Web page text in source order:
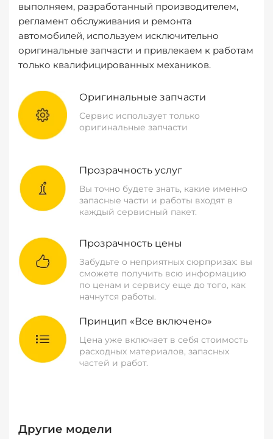
выполняем, разработанный производителем,
регламент обслуживания и ремонта
автомобилей, используем исключительно
оригинальные запчасти и привлекаем к работам
только квалифицированных механиков.
Оригинальные запчасти
Сервис использует только
оригинальные запчасти
Прозрачность услуг
Вы точно будете знать, какие именно
запасные части и работы входят в
каждый сервисный пакет.
Прозрачность цены
Забудьте о неприятных сюрпризах: вы
сможете получить всю информацию
по ценам и сервису еще до того, как
начнутся работы.
Принцип «Все включено»
Цена уже включает в себя стоимость
расходных материалов, запасных
частей и работ.
Другие модели